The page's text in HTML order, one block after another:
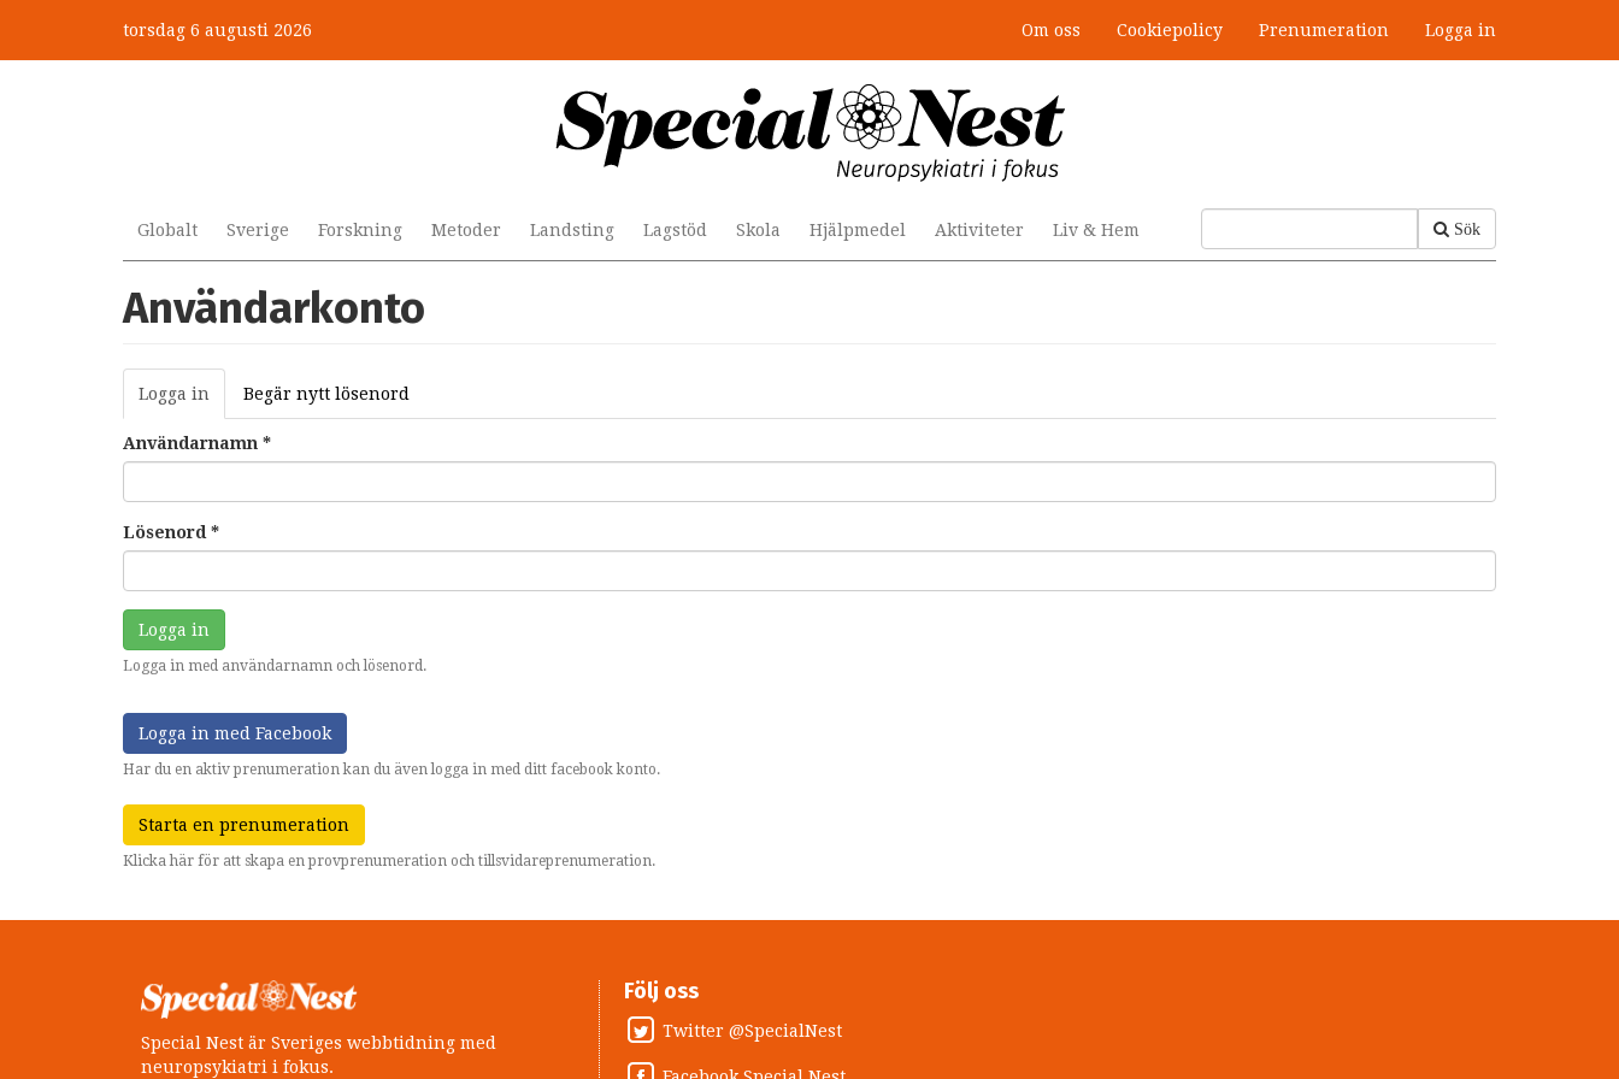
huvudinnehåll
torsdag 6 augusti 2026 Om oss Cookiepolicy Prenumeration Logga in
Sök
Globalt Sverige Forskning Metoder Landsting Lagstöd Skola Hjälpmedel Aktiviteter Liv & Hem
Användarkonto
Primära
flikar
Logga in (aktiv
flik)
Begär nytt lösenord
Användarnamn *
Lösenord *
Logga in
Logga in med användarnamn och lösenord.
Logga in med Facebook
Har du en aktiv prenumeration kan du även logga in med ditt facebook konto.
Starta en prenumeration
Klicka här för att skapa en provprenumeration och tillsvidareprenumeration.
Special Nest är Sveriges webbtidning med
neuropsykiatri i fokus.
Följ oss
Twitter @SpecialNest